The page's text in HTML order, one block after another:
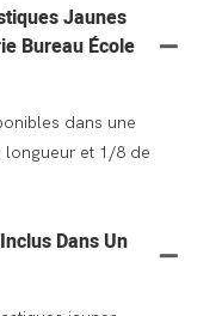
Jaunes
Bureau École
dans une
et 1/8 de
Dans Un